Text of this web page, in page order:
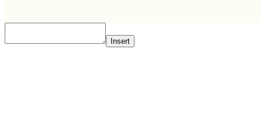
Insert